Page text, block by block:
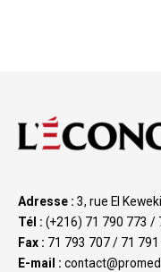
Adresse : 3, rue El
Tél : (+216) 71 790 773 /
Fax : 71 793 707 / 71
E-mail :